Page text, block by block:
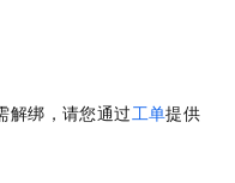
解绑，请您通过工单提供